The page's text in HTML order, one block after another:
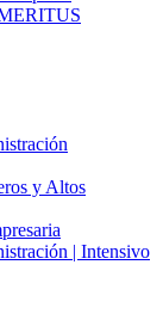
y Altos
| Intensivo